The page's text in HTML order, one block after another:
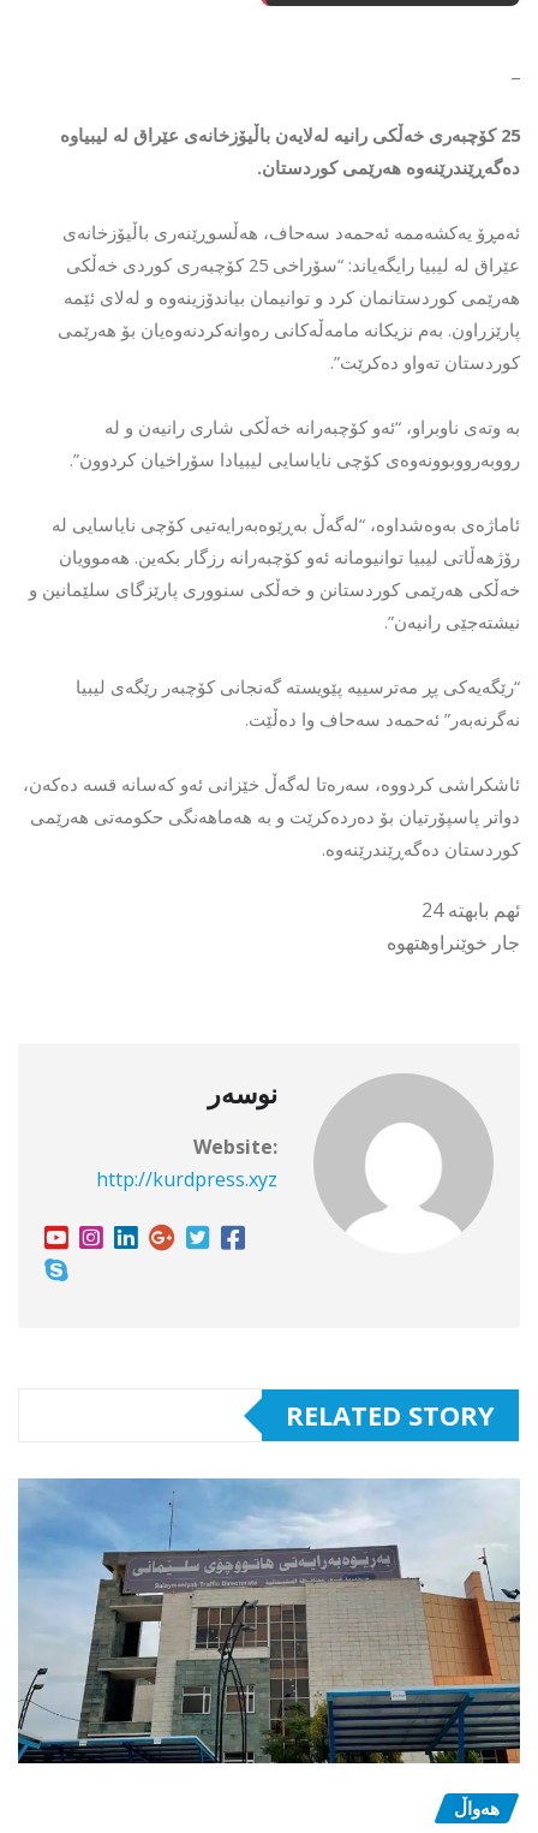
25 کۆچبەری خەڵکی رانیە لەلایەن باڵیۆزخانەی عێراق لە لیبیاوە
دەگەڕێندرێنەوە هەرێمی کوردستان.
ئەمڕۆ یەکشەممە ئەحمەد سەحاف، هەڵسوڕێنەری باڵیۆزخانەی
عێراق لە لیبیا رایگەیاند: “سۆراخی 25 کۆچبەری کوردی خەڵکی
هەرێمی کوردستانمان کرد و توانیمان بیاندۆزینەوە و لەلای ئێمە
پارێزراون. بەم نزیکانە مامەڵەکانی رەوانەکردنەوەیان بۆ هەرێمی
کوردستان تەواو دەکرێت”.
بە وتەی ناوبراو، “ئەو کۆچبەرانە خەڵکی شاری رانیەن و لە
رووبەرووبوونەوەی کۆچی نایاسایی لیبیادا سۆراخیان کردوون”.
ئاماژەی بەوەشداوە، “لەگەڵ بەڕێوەبەرایەتیی کۆچی نایاسایی لە
رۆژهەڵاتی لیبیا توانیومانە ئەو کۆچبەرانە رزگار بکەین. هەموویان
خەڵکی هەرێمی کوردستانن و خەڵکی سنووری پارێزگای سلێمانین و
نیشتەجێی رانیەن”.
“رێگەیەکی پڕ مەترسییە پێویستە گەنجانی کۆچبەر رێگەی لیبیا
نەگرنەبەر” ئەحمەد سەحاف وا دەڵێت.
ئاشکراشی کردووە، سەرەتا لەگەڵ خێزانی ئەو کەسانە قسە دەکەن،
دواتر پاسپۆرتیان بۆ دەردەکرێت و بە هەماهەنگی حکومەتی هەرێمی
کوردستان دەگەڕێندرێنەوە.
ئهم بابهته 24
جار خوێنراوهتهوه
نوسەر
Website:
http://kurdpress.xyz
RELATED STORY
هەواڵ